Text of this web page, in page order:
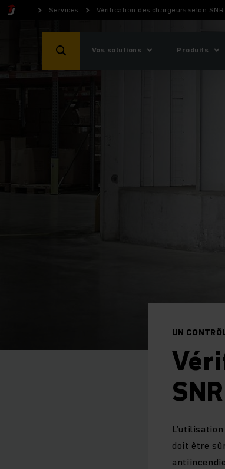
Services Vérification des chargeurs selon
Vos solutions Produits
UN
doit être